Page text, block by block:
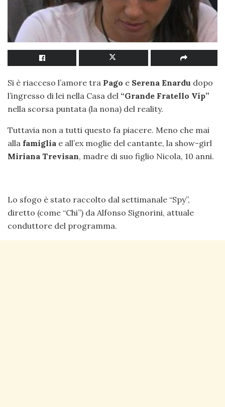
Si è riacceso l’amore tra Pago e Serena Enardu dopo
l’ingresso di lei nella Casa del “Grande Fratello Vip”
nella scorsa puntata (la nona) del reality.
Tuttavia non a tutti questo fa piacere. Meno che mai
alla famiglia e all’ex moglie del cantante, la show-girl
Miriana Trevisan, madre di suo figlio Nicola, 10 anni.
Lo sfogo è stato raccolto dal settimanale “Spy”,
diretto (come “Chi”) da Alfonso Signorini, attuale
conduttore del programma.